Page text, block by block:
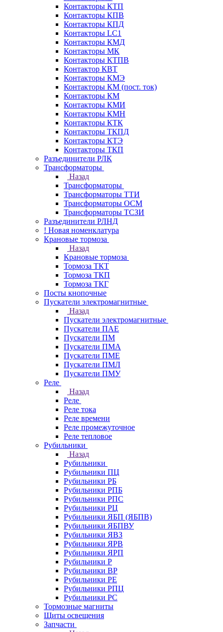
Контакторы КТП
Контакторы КПВ
Контакторы КПД
Контакторы LC1
Контакторы КМД
Контакторы МК
Контакторы КТПВ
Контактор КВТ
Контакторы КМЭ
Контакторы КМ (пост. ток)
Контакторы КМ
Контакторы КМИ
Контакторы КМН
Контакторы КТК
Контакторы ТКПД
Контакторы КТЭ
Контакторы ТКП
Разъединители РЛК
Трансформаторы
Назад
Трансформаторы
Трансформаторы ТТИ
Трансформаторы ОСМ
Трансформаторы ТСЗИ
Разъединители РЛНД
! Новая номенклатура
Крановые тормоза
Назад
Крановые тормоза
Тормоза ТКТ
Тормоза ТКП
Тормоза ТКГ
Посты кнопочные
Пускатели электромагнитные
Назад
Пускатели электромагнитные
Пускатели ПАЕ
Пускатели ПМ
Пускатели ПМА
Пускатели ПМЕ
Пускатели ПМЛ
Пускатели ПМУ
Реле
Назад
Реле
Реле тока
Реле времени
Реле промежуточное
Реле тепловое
Рубильники
Назад
Рубильники
Рубильники ПЦ
Рубильники РБ
Рубильники РПБ
Рубильники РПС
Рубильники РЦ
Рубильники ЯБП (ЯБПВ)
Рубильники ЯБПВУ
Рубильники ЯВЗ
Рубильники ЯРВ
Рубильники ЯРП
Рубильники Р
Рубильники ВР
Рубильники РЕ
Рубильники РПЦ
Рубильники РС
Тормозные магниты
Щиты освещения
Запчасти